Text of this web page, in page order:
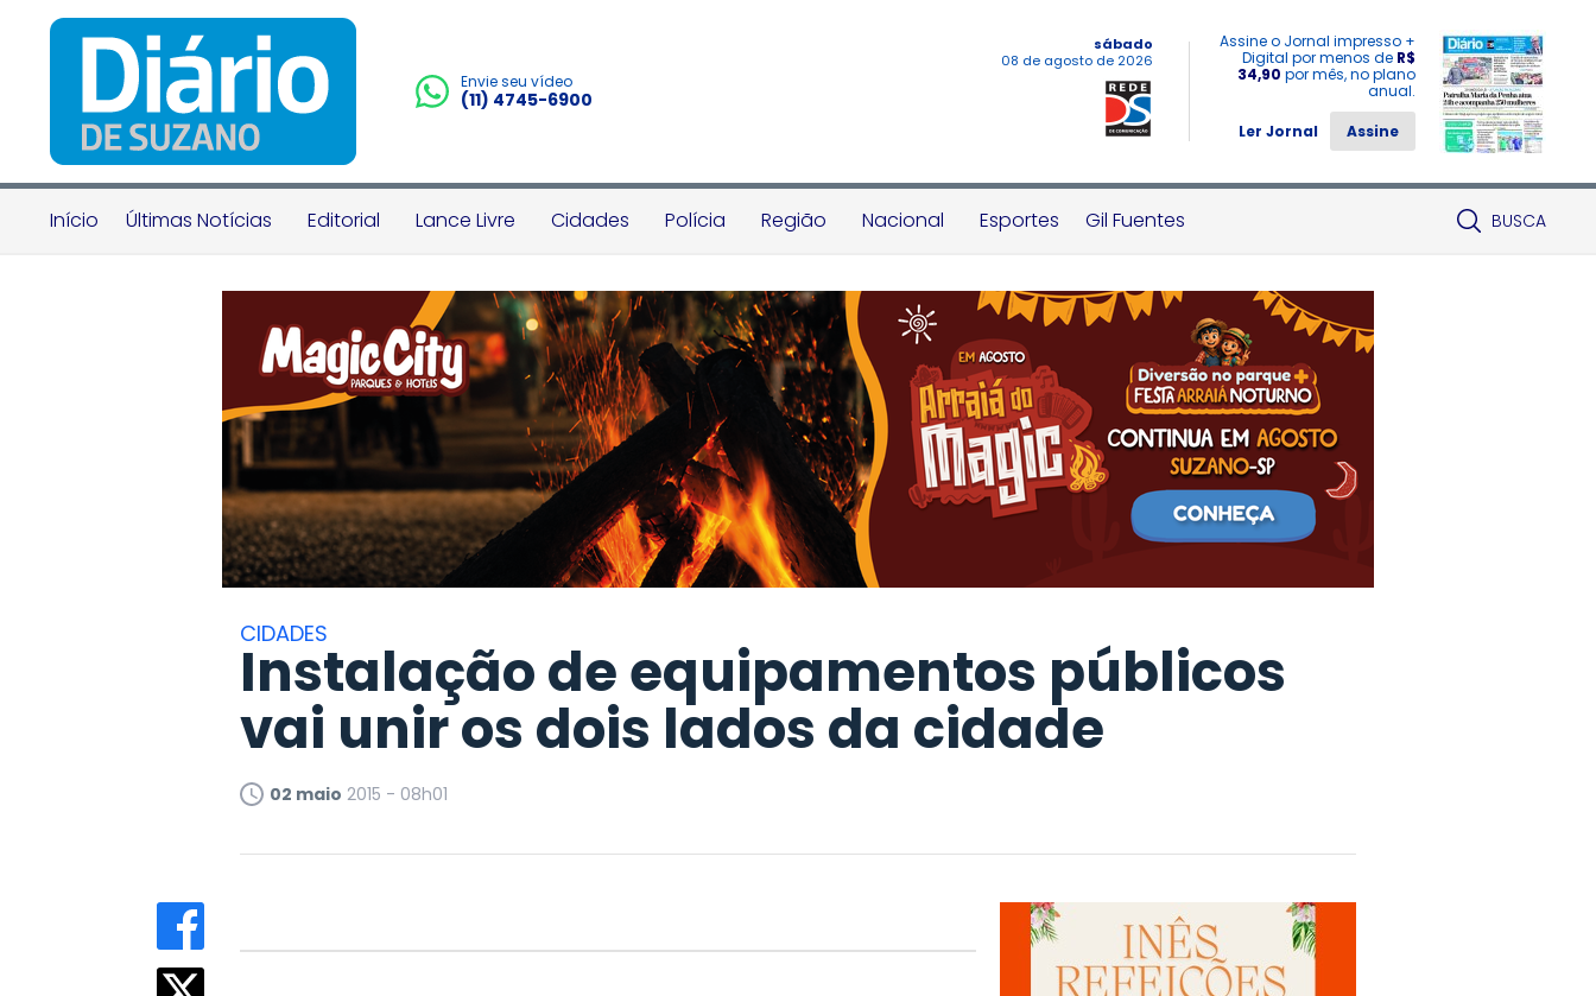
Envie seu vídeo
(11) 4745-6900
sábado
08 de agosto de 2026
Assine o Jornal impresso +
Digital por menos de R$
34,90 por mês, no plano
anual.
Ler Jornal
Assine
Início Últimas Notícias Editorial Lance Livre Cidades Polícia Região Nacional Esportes Gil Fuentes BUSCA
CIDADES
Instalação de equipamentos públicos
vai unir os dois lados da cidade
02 maio 2015 - 08h01